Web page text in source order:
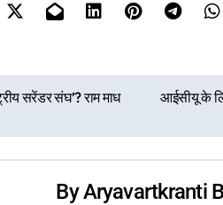
सरेंडर संघ’? राम माध
आईसीयू के
ByAryavartkranti